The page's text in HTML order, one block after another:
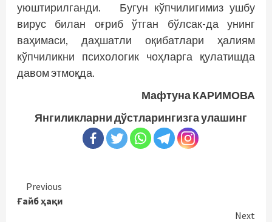
уюштирилганди. Бугун кўпчилигимиз ушбу
вирус билан оғриб ўтган бўлсак-да унинг
ваҳимаси, даҳшатли оқибатлари ҳалиям
кўпчиликни психологик чоҳларга қулатишда
давом этмоқда.
Мафтуна КАРИМОВА
Янгиликларни дўстларингизга улашинг
Continue
Reading
Previous
Ғайб ҳақи
Next